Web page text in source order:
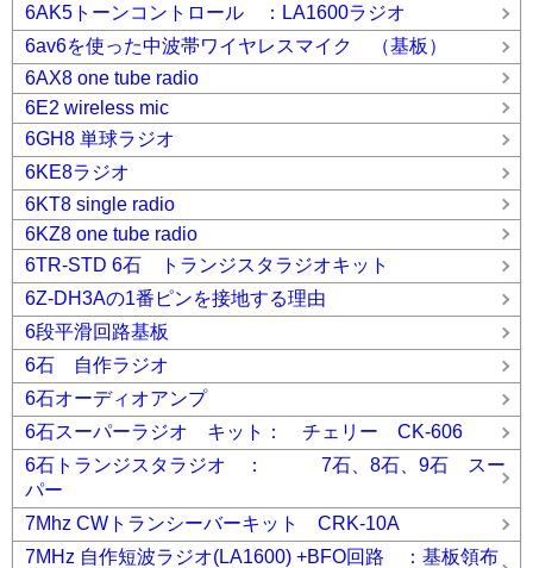
6AK5トーンコントロール ：LA1600ラジオ
6av6を使った中波帯ワイヤレスマイク （基板）
6AX8 one tube radio
6E2 wireless mic
6GH8 単球ラジオ
6KE8ラジオ
6KT8 single radio
6KZ8 one tube radio
6TR-STD 6石 トランジスタラジオキット
6Z-DH3Aの1番ピンを接地する理由
6段平滑回路基板
6石 自作ラジオ
6石オーディオアンプ
6石スーパーラジオ キット： チェリー CK-606
6石トランジスタラジオ ： 7石、8石、9石 スー
パー
7Mhz CWトランシーバーキット CRK-10A
7MHz 自作短波ラジオ(LA1600) +BFO回路 ：基板領布